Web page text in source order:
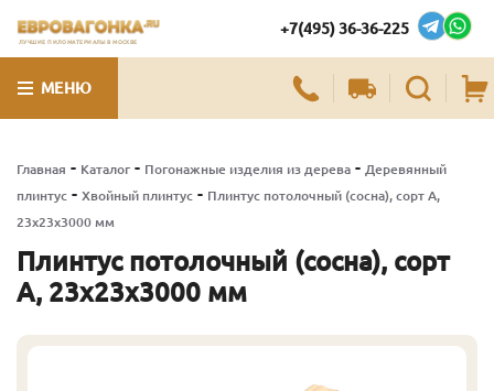
ЛУЧШИЕ ПИЛОМАТЕРИАЛЫ В МОСКВЕ
+7(495) 36-36-225
МЕНЮ
Главная - Каталог - Погонажные изделия из дерева - Деревянный
плинтус - Хвойный плинтус - Плинтус потолочный (сосна), сорт А,
23х23х3000 мм
Плинтус потолочный (сосна), сорт
А, 23х23х3000 мм